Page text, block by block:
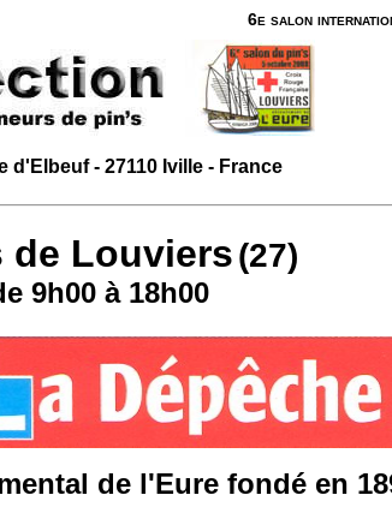
6e salon
d'Elbeuf - 27110 Iville - France
de Louviers(27)
9h00 à 18h00
de l'Eure fondé en